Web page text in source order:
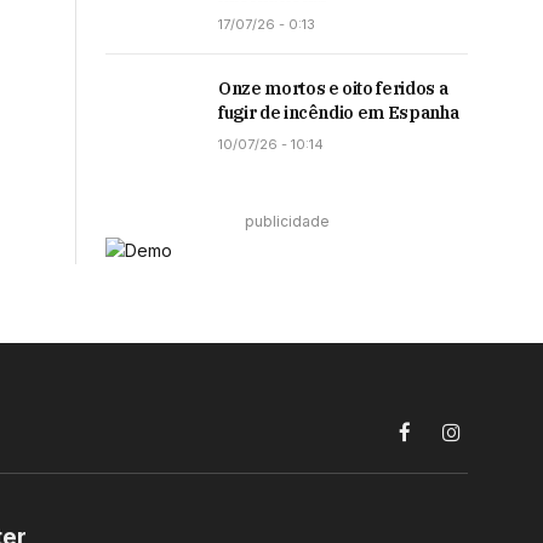
17/07/26 - 0:13
Onze mortos e oito feridos a
fugir de incêndio em Espanha
10/07/26 - 10:14
publicidade
FacebookInstagram